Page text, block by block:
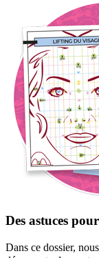
Des astuces
Dans ce dossier,